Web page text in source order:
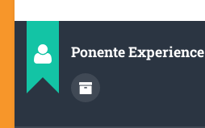
Ponente Experience